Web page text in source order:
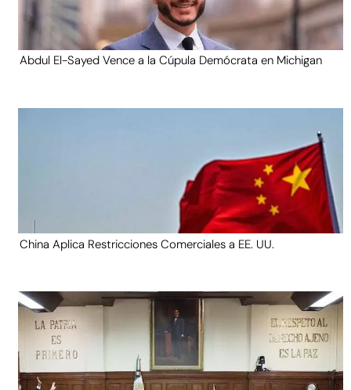
Abdul El-Sayed Vence a la Cúpula Demócrata en Michigan
China Aplica Restricciones Comerciales a EE. UU.